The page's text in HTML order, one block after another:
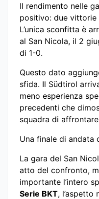
Il rendimento nelle
positivo: due
L’unica sconfitta è
al San Nicola, il 2
di 1-0.
Questo dato
sfida. Il Südtirol
meno esperienza
precedenti che
squadra di
Una finale di andata
La gara del San
atto del confronto,
importante l’intero
Serie BKT, l’aspetto